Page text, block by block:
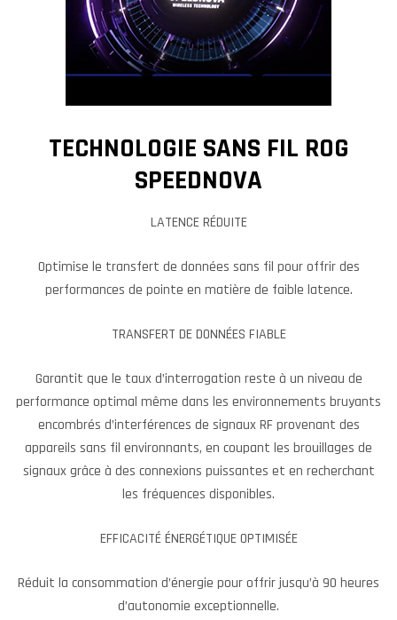
TECHNOLOGIE SANS FIL ROG
SPEEDNOVA
LATENCE RÉDUITE
Optimise le transfert de données sans fil pour offrir des
performances de pointe en matière de faible latence.
TRANSFERT DE DONNÉES FIABLE
Garantit que le taux d’interrogation reste à un niveau de
performance optimal même dans les environnements bruyants
encombrés d’interférences de signaux RF provenant des
appareils sans fil environnants, en coupant les brouillages de
signaux grâce à des connexions puissantes et en recherchant
les fréquences disponibles.
EFFICACITÉ ÉNERGÉTIQUE OPTIMISÉE
Réduit la consommation d’énergie pour offrir jusqu’à 90 heures
d’autonomie exceptionnelle.